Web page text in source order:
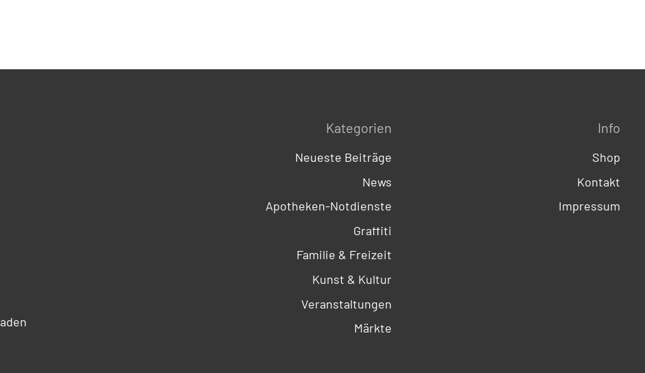
Kategorien
Neueste Beiträge
News
Apotheken-Notdienste
Graffiti
Familie & Freizeit
Kunst & Kultur
Veranstaltungen
Märkte
Info
Shop
Kontakt
Impressum